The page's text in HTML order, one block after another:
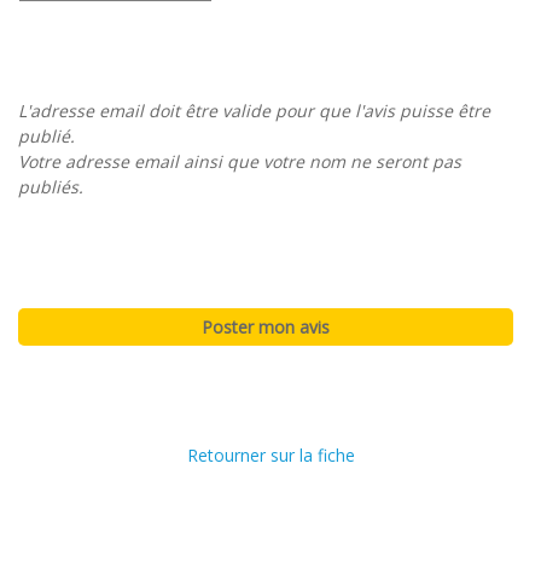
L'adresse email doit être valide pour que l'avis puisse être
publié.
Votre adresse email ainsi que votre nom ne seront pas
publiés.
Retourner sur la fiche